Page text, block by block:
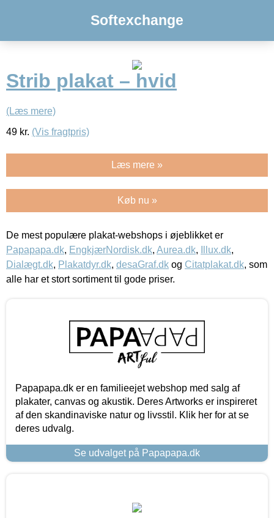
Softexchange
Strib plakat – hvid
(Læs mere)
49 kr. (Vis fragtpris)
Læs mere »
Køb nu »
De mest populære plakat-webshops i øjeblikket er
Papapapa.dk, EngkjærNordisk.dk, Aurea.dk, Illux.dk,
Dialægt.dk, Plakatdyr.dk, desaGraf.dk og Citatplakat.dk, som
alle har et stort sortiment til gode priser.
Papapapa.dk er en familieejet webshop med salg af
plakater, canvas og akustik. Deres Artworks er inspireret
af den skandinaviske natur og livsstil. Klik her for at se
deres udvalg.
Se udvalget på Papapapa.dk